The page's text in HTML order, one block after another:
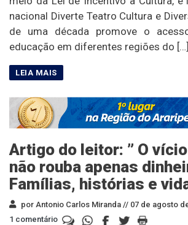
nacional Diverte Teatro Cultura e
de uma década promove o
educação em diferentes regiões do […]
Artigo do leitor: ” O
não rouba apenas
Famílias, histórias e
por Antonio Carlos Miranda // 07 de agosto
1 comentário